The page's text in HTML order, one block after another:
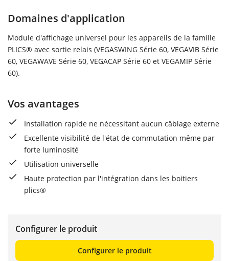
Domaines d'application
Module d'affichage universel pour les appareils de la famille
PLICS® avec sortie relais (VEGASWING Série 60, VEGAVIB Série
60, VEGAWAVE Série 60, VEGACAP Série 60 et VEGAMIP Série
60).
Vos avantages
Installation rapide ne nécessitant aucun câblage externe
Excellente visibilité de l'état de commutation même par
forte luminosité
Utilisation universelle
Haute protection par l'intégration dans les boitiers
plics®
Configurer le produit
Configurer le produit